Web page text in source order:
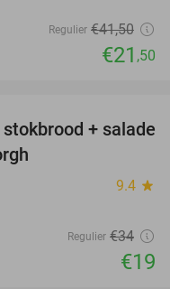
Regulier €41,50
€21 ,50
44%
+ salade
9.4 star
Regulier €34
€19